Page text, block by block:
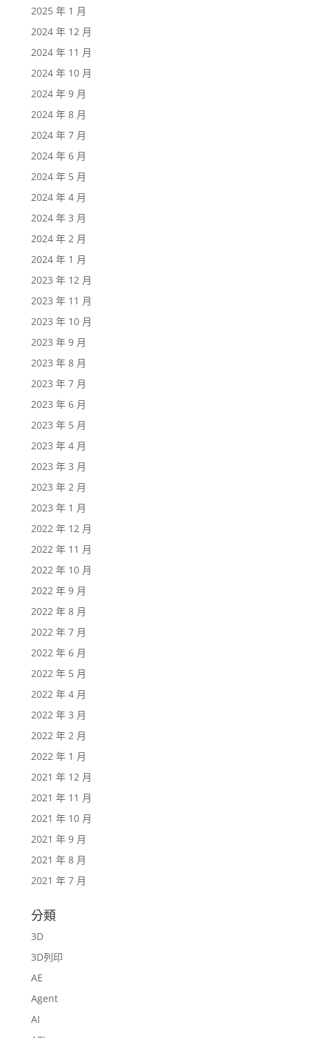
2025 年 1 月
2024 年 12 月
2024 年 11 月
2024 年 10 月
2024 年 9 月
2024 年 8 月
2024 年 7 月
2024 年 6 月
2024 年 5 月
2024 年 4 月
2024 年 3 月
2024 年 2 月
2024 年 1 月
2023 年 12 月
2023 年 11 月
2023 年 10 月
2023 年 9 月
2023 年 8 月
2023 年 7 月
2023 年 6 月
2023 年 5 月
2023 年 4 月
2023 年 3 月
2023 年 2 月
2023 年 1 月
2022 年 12 月
2022 年 11 月
2022 年 10 月
2022 年 9 月
2022 年 8 月
2022 年 7 月
2022 年 6 月
2022 年 5 月
2022 年 4 月
2022 年 3 月
2022 年 2 月
2022 年 1 月
2021 年 12 月
2021 年 11 月
2021 年 10 月
2021 年 9 月
2021 年 8 月
2021 年 7 月
分類
3D
3D列印
AE
Agent
AI